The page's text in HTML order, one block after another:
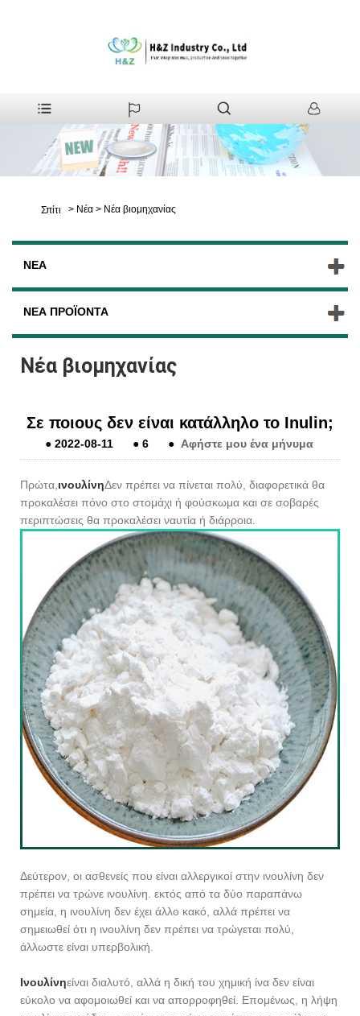
Σπίτι > Νέα > Νέα βιομηχανίας
ΝΈΑ
ΝΈΑ ΠΡΟΪΌΝΤΑ
Νέα βιομηχανίας
Σε ποιους δεν είναι κατάλληλο το Inulin;
●2022-08-11 ●6 ● Αφήστε μου ένα μήνυμα
Πρώτα,ινουλίνηΔεν πρέπει να πίνεται πολύ, διαφορετικά θα
προκαλέσει πόνο στο στομάχι ή φούσκωμα και σε σοβαρές
περιπτώσεις θα προκαλέσει ναυτία ή διάρροια.
Δεύτερον, οι ασθενείς που είναι αλλεργικοί στην ινουλίνη δεν
πρέπει να τρώνε ινουλίνη. εκτός από τα δύο παραπάνω
σημεία, η ινουλίνη δεν έχει άλλο κακό, αλλά πρέπει να
σημειωθεί ότι η ινουλίνη δεν πρέπει να τρώγεται πολύ,
άλλωστε είναι υπερβολική.
Ινουλίνηείναι διαλυτό, αλλά η δική του χημική ίνα δεν είναι
εύκολο να αφομοιωθεί και να απορροφηθεί. Επομένως, η λήψη